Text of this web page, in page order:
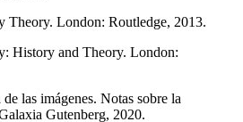
Theory. London: Routledge, 2013.
History and Theory. London:
las imágenes. Notas sobre la
Gutenberg, 2020.